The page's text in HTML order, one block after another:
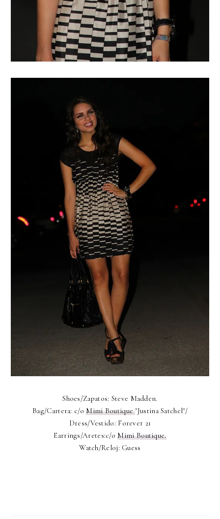
Shoes/Zapatos: Steve Madden.
Bag/Cartera: c/oMimi Boutique"Justina Satchel"/
Dress/Vestido: Forever 21
Earrings/Aretes:c/oMimi Boutique.
Watch/Reloj: Guess